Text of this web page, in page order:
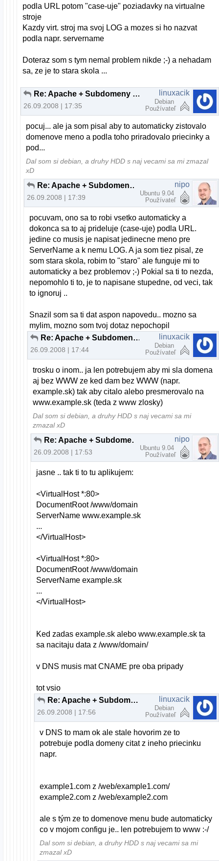
podla URL potom "case-uje" poziadavky na virtualne
stroje
Kazdy virt. stroj ma svoj LOG a mozes si ho nazvat
podla napr. servername
Doteraz som s tym nemal problem nikde ;-) a nehadam
sa, ze je to stara skola ...
Re: Apache + Subdomeny (bez www)
26.09.2008 | 17:35
linuxacik
Debian
Používateľ
pocuj... ale ja som pisal aby to automaticky zistovalo
domenove meno a podla toho priradovalo priecinky a
pod...
Dal som si debian, a druhy HDD s naj vecami sa mi zmazal
xD
Re: Apache + Subdomeny (bez www)
26.09.2008 | 17:39
nipo
Ubuntu 9.04
Používateľ
pocuvam, ono sa to robi vsetko automaticky a
dokonca sa to aj prideluje (case-uje) podla URL.
jedine co musis je napisat jedinecne meno pre
ServerName a k nemu LOG. A ja som tiez pisal, ze
som stara skola, robim to "staro" ale funguje mi to
automaticky a bez problemov ;-) Pokial sa ti to nezda,
nepomohlo ti to, je to napisane stupedne, od veci, tak
to ignoruj ..
Snazil som sa ti dat aspon napovedu.. mozno sa
mylim, mozno som tvoj dotaz nepochopil
Re: Apache + Subdomeny (bez www)
26.09.2008 | 17:44
linuxacik
Debian
Používateľ
trosku o inom.. ja len potrebujem aby mi sla domena
aj bez WWW ze ked dam bez WWW (napr.
example.sk) tak aby citalo alebo presmerovalo na
www.example.sk (teda z www zlosky)
Dal som si debian, a druhy HDD s naj vecami sa mi
zmazal xD
Re: Apache + Subdomeny (bez www)
26.09.2008 | 17:53
nipo
Ubuntu 9.04
Používateľ
jasne .. tak ti to tu aplikujem:
<VirtualHost *:80>
DocumentRoot /www/domain
ServerName www.example.sk
...
</VirtualHost>
<VirtualHost *:80>
DocumentRoot /www/domain
ServerName example.sk
...
</VirtualHost>
Ked zadas example.sk alebo www.example.sk ta
sa nacitaju data z /www/domain/
v DNS musis mat CNAME pre oba pripady
tot vsio
Re: Apache + Subdomeny (bez www)
26.09.2008 | 17:56
linuxacik
Debian
Používateľ
v DNS to mam ok ale stale hovorim ze to
potrebuje podla domeny citat z ineho priecinku
napr.
example1.com z /web/example1.com/
example2.com z /web/example2.com
ale s tým ze to domenove menu bude automaticky
co v mojom configu je.. len potrebujem to www :-/
Dal som si debian, a druhy HDD s naj vecami sa mi
zmazal xD